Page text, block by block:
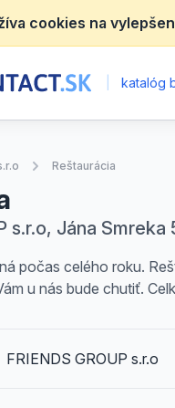
cookies na
katalóg
Reštaurácia
s.r.o, Jána Smreka
počas celého roku.
u nás bude chutiť.
FRIENDS GROUP s.r.o